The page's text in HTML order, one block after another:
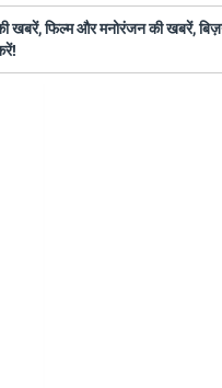
खबरें, फिल्म और मनोरंजन की खबरें,